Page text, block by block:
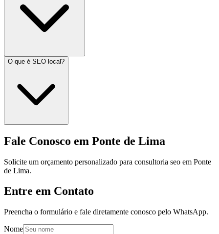
O que é SEO local?
Fale Conosco em Ponte de Lima
Solicite um orçamento personalizado para consultoria seo em Ponte
de Lima.
Entre em Contato
Preencha o formulário e fale diretamente conosco pelo WhatsApp.
Nome